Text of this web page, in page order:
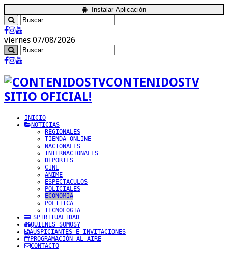
Instalar Aplicación
viernes 07/08/2026
CONTENIDOSTV
SITIO OFICIAL!
INICIO
NOTICIAS
REGIONALES
TIENDA ONLINE
NACIONALES
INTERNACIONALES
DEPORTES
CINE
ANIME
ESPECTACULOS
POLICIALES
ECONOMIA
POLITICA
TECNOLOGIA
ESPIRITUALIDAD
QUIENES SOMOS?
AUSPICIANTES E INVITACIONES
PROGRAMACIÓN AL AIRE
CONTACTO